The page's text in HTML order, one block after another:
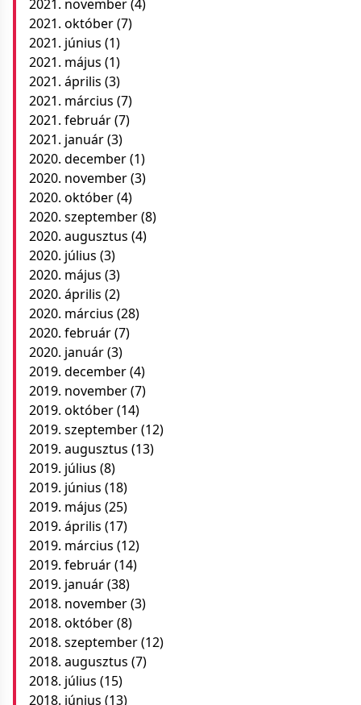
2021. november(4)
2021. október(7)
2021. június (1)
2021. május (1)
2021. április (3)
2021. március (7)
2021. február(7)
2021. január(3)
2020. december(1)
2020. november(3)
2020. október(4)
2020. szeptember(8)
2020. augusztus (4)
2020. július (3)
2020. május (3)
2020. április (2)
2020. március (28)
2020. február(7)
2020. január(3)
2019. december(4)
2019. november(7)
2019. október(14)
2019. szeptember(12)
2019. augusztus (13)
2019. július (8)
2019. június (18)
2019. május (25)
2019. április (17)
2019. március (12)
2019. február(14)
2019. január(38)
2018. november(3)
2018. október(8)
2018. szeptember(12)
2018. augusztus (7)
2018. július (15)
2018. június (13)